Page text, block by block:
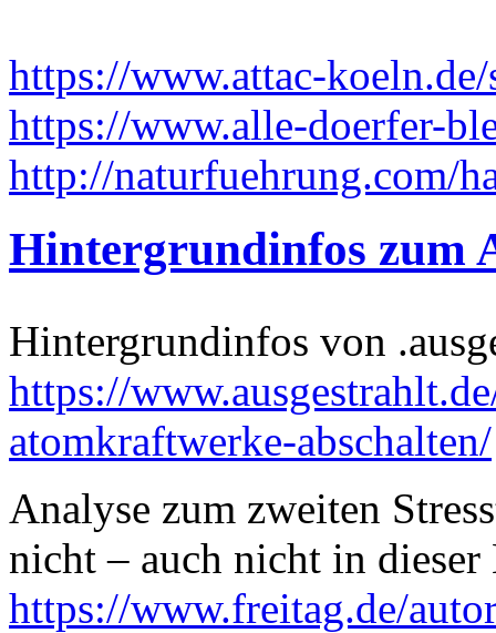
https://www.attac-koeln.de/
https://www.alle-doerfer-
http://naturfuehrung.com/
Hintergrundinfos zum
Hintergrundinfos von
https://
atomkraftwerke-abschalten/
Analyse zum zweiten
nicht – auch nicht in dieser
https://www.freitag.de/